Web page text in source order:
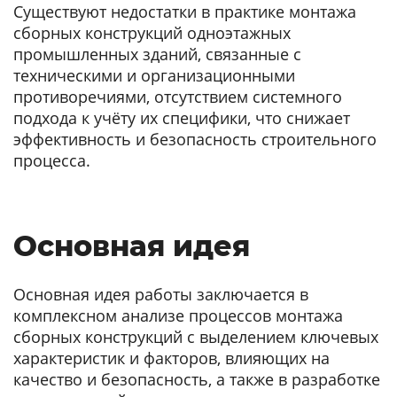
Существуют недостатки в практике монтажа
сборных конструкций одноэтажных
промышленных зданий, связанные с
техническими и организационными
противоречиями, отсутствием системного
подхода к учёту их специфики, что снижает
эффективность и безопасность строительного
процесса.
Основная идея
Основная идея работы заключается в
комплексном анализе процессов монтажа
сборных конструкций с выделением ключевых
характеристик и факторов, влияющих на
качество и безопасность, а также в разработке